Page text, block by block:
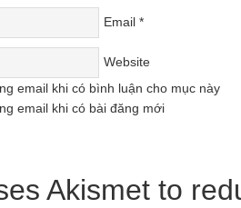
Email *
Website
email khi có bình luận cho mục này
email khi có bài đăng mới
Akismet to